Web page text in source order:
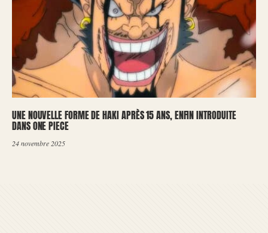
UNE NOUVELLE FORME DE HAKI APRÈS 15 ANS, ENFIN INTRODUITE
DANS ONE PIECE
24 novembre 2025